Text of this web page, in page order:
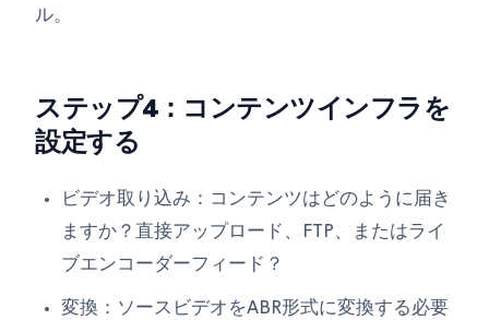
ル。
ステップ4：コンテンツインフラを
設定する
ビデオ取り込み：コンテンツはどのように届き
ますか？直接アップロード、FTP、またはライ
ブエンコーダーフィード？
変換：ソースビデオをABR形式に変換する必要